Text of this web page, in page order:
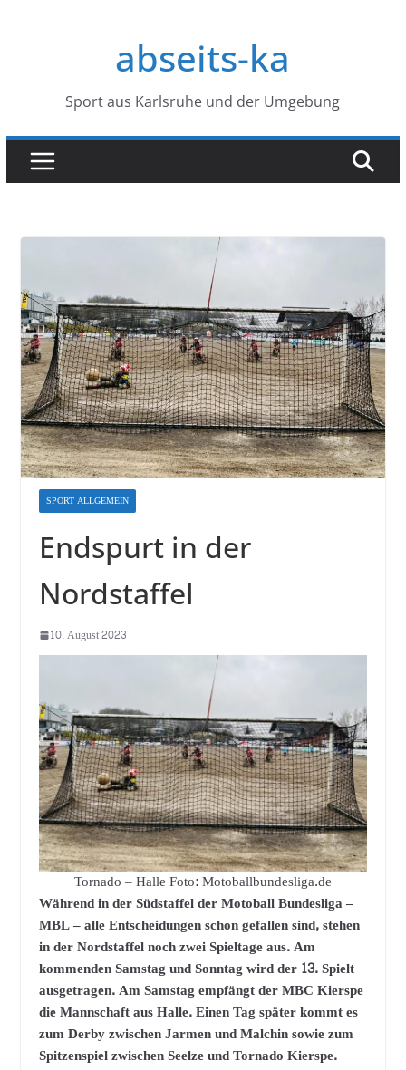
abseits-ka
Sport aus Karlsruhe und der Umgebung
SPORT ALLGEMEIN
Endspurt in der
Nordstaffel
10. August 2023
Tornado – Halle Foto: Motoballbundesliga.de
Während in der Südstaffel der Motoball Bundesliga –
MBL – alle Entscheidungen schon gefallen sind, stehen
in der Nordstaffel noch zwei Spieltage aus. Am
kommenden Samstag und Sonntag wird der 13. Spielt
ausgetragen. Am Samstag empfängt der MBC Kierspe
die Mannschaft aus Halle. Einen Tag später kommt es
zum Derby zwischen Jarmen und Malchin sowie zum
Spitzenspiel zwischen Seelze und Tornado Kierspe.